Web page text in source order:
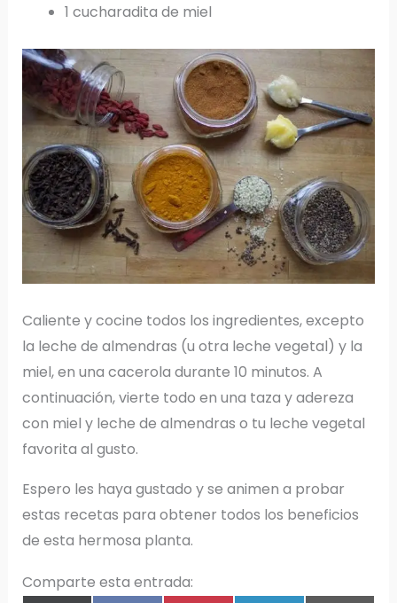
1 cucharadita de miel
Caliente y cocine todos los ingredientes, excepto
la leche de almendras (u otra leche vegetal) y la
miel, en una cacerola durante 10 minutos. A
continuación, vierte todo en una taza y adereza
con miel y leche de almendras o tu leche vegetal
favorita al gusto.
Espero les haya gustado y se animen a probar
estas recetas para obtener todos los beneficios
de esta hermosa planta.
Comparte esta entrada: